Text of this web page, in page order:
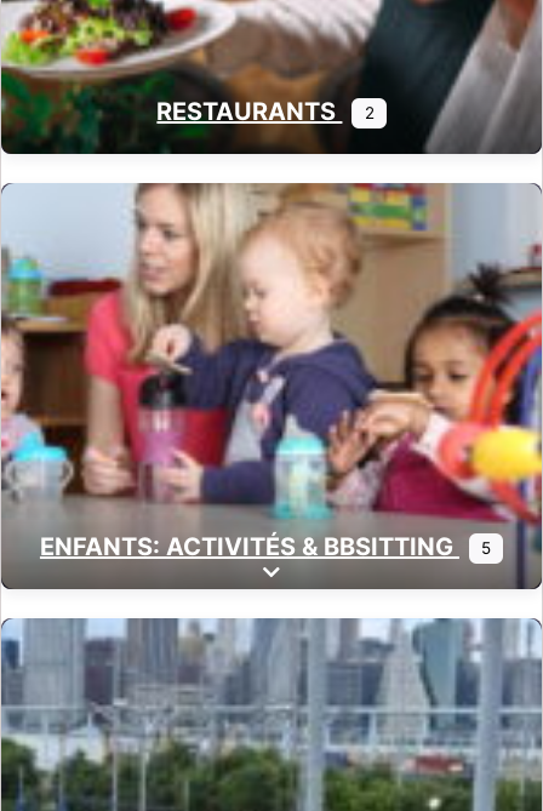
RESTAURANTS 2
ENFANTS: ACTIVITÉS & BBSITTING 5
Expand sub-categories